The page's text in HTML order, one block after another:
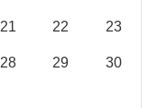
21 22 23
28 29 30